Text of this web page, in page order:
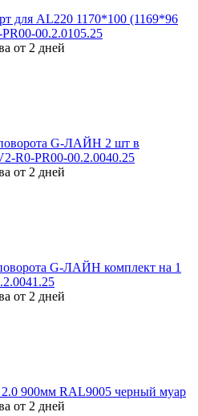
для AL220 1170*100 (1169*96
00.2.0105.25
от 2 дней
поворота G-ЛАЙН 2 шт в
R0-PR00-00.2.0040.25
от 2 дней
G-ЛАЙН комплект на 1
от 2 дней
900мм RAL9005 черный муар
от 2 дней